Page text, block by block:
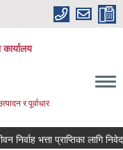
कार्यालय
र पूर्वाधार
भत्ता प्राप्तिका लागि निवेदन